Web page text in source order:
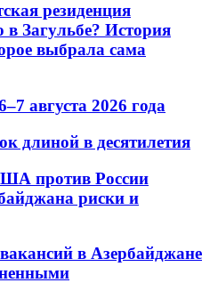
резиденция
в Загульбе? История
выбрала сама
августа 2026 года
длиной в десятилетия
против России
риски и
в Азербайджане